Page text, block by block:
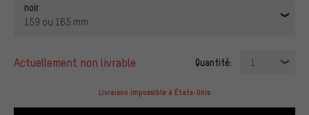
noir
159 ou 165 mm
actuellement non livrable Quantité: 1
Livraison impossible à États-Unis